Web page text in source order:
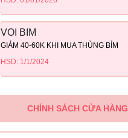
VOI BIM
GIẢM 40-60K KHI MUA THÙNG BỈM
HSD: 1/1/2024
CHÍNH SÁCH CỬA HÀNG